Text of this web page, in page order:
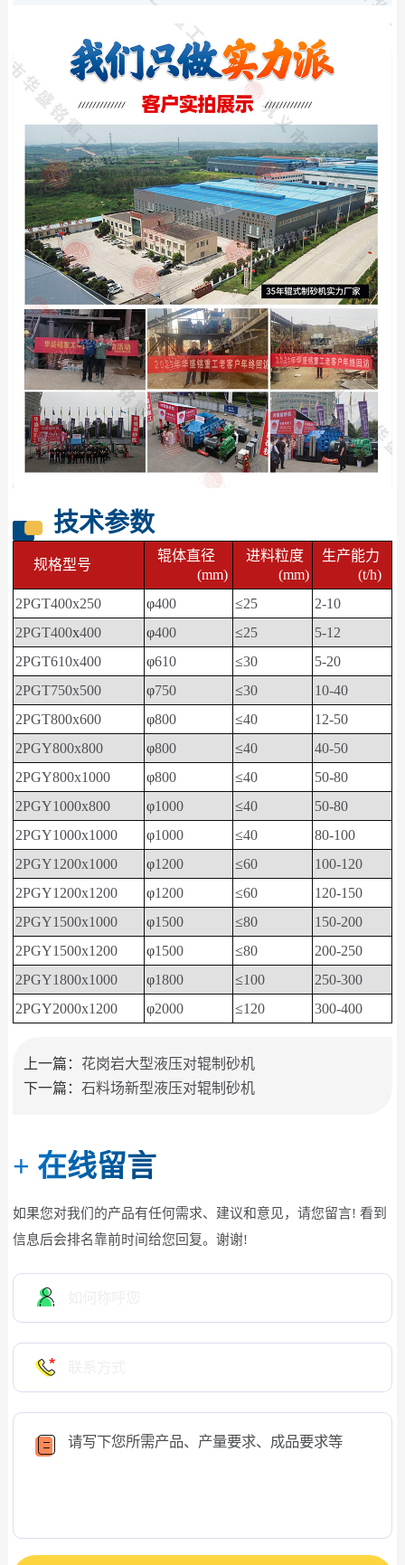
技术参数
规格型号
辊体直径
(mm)
进料粒度
(mm)
生产能力
(t/h)
2PGT400x250
φ400 ≤25
2-10
2PGT400x400 φ400 ≤25
5-12
2PGT610x400
φ610 ≤30
5-20
2PGT750x500
φ750 ≤30
10-40
2PGT800x600
φ800 ≤40
12-50
2PGY800x800
φ800 ≤40
40-50
2PGY800x1000
φ800 ≤40
50-80
2PGY1000x800
φ1000 ≤40
50-80
2PGY1000x1000
φ1000 ≤40
80-100
2PGY1200x1000
φ1200 ≤60
100-120
2PGY1200x1200
φ1200 ≤60
120-150
2PGY1500x1000
φ1500 ≤80
150-200
2PGY1500x1200
φ1500 ≤80
200-250
2PGY1800x1000
φ1800 ≤100
250-300
2PGY2000x1200
φ2000 ≤120 300-400
上一篇： 花岗岩大型液压对辊制砂机
下一篇： 石料场新型液压对辊制砂机
+ 在线留言
如果您对我们的产品有任何需求、建议和意见，请您留言! 看到
信息后会排名靠前时间给您回复。谢谢!